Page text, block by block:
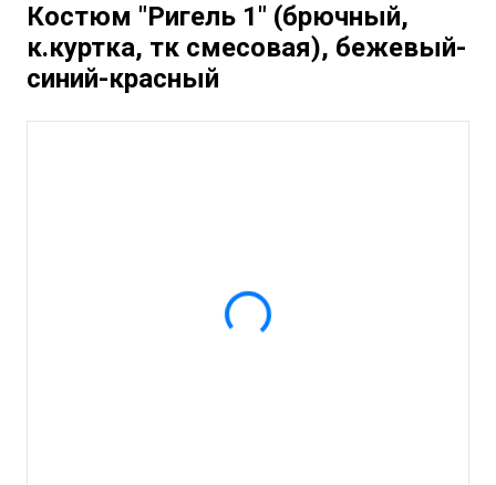
Костюм "Ригель 1" (брючный,
к.куртка, тк смесовая), бежевый-
синий-красный